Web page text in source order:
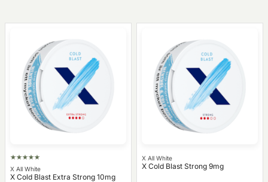
X All White
X Cold Blast Extra Strong 10mg
X All White
X Cold Blast Strong 9mg